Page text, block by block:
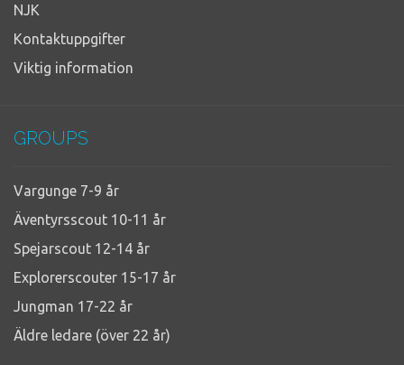
NJK
Kontaktuppgifter
Viktig information
GROUPS
Vargunge 7-9 år
Äventyrsscout 10-11 år
Spejarscout 12-14 år
Explorerscouter 15-17 år
Jungman 17-22 år
Äldre ledare (över 22 år)